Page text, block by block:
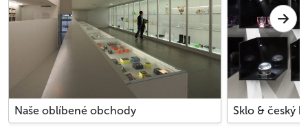
Naše oblíbené obchody Sklo & český